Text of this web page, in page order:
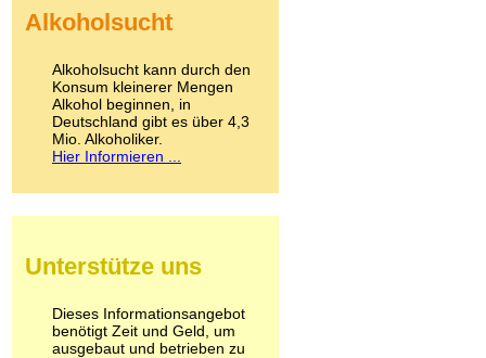
Kokain
LSD
Marihuana
Medikamente
Meskalin
Metamphetamin
Methadon
Pilze
Psychopharmaka
Schlafmittel
Schmerzmittel
Alkoholsucht
Alkoholsucht kann durch den
Konsum kleinerer Mengen
Alkohol beginnen, in
Deutschland gibt es über 4,3
Mio. Alkoholiker.
Hier Informieren ...
Unterstütze uns
Dieses Informationsangebot
benötigt Zeit und Geld, um
ausgebaut und betrieben zu